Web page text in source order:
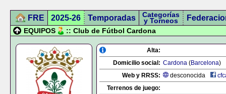
FRE 2025-26 Temporadas Categorías
y Torneos
EQUIPOS :: Club de Fútbol Cardona
Alta:
Domicilio social: Cardona (Barcelona)
Web y RRSS:
desconocida
Terrenos de juego: